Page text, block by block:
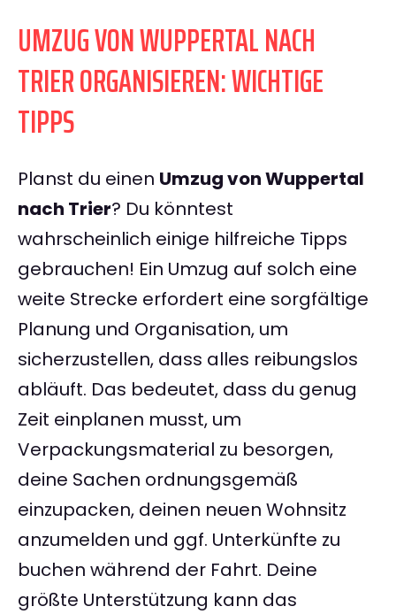
UMZUG VON WUPPERTAL NACH
TRIER ORGANISIEREN: WICHTIGE
TIPPS
Planst du einen Umzug von Wuppertal
nach Trier? Du könntest
wahrscheinlich einige hilfreiche Tipps
gebrauchen! Ein Umzug auf solch eine
weite Strecke erfordert eine sorgfältige
Planung und Organisation, um
sicherzustellen, dass alles reibungslos
abläuft. Das bedeutet, dass du genug
Zeit einplanen musst, um
Verpackungsmaterial zu besorgen,
deine Sachen ordnungsgemäß
einzupacken, deinen neuen Wohnsitz
anzumelden und ggf. Unterkünfte zu
buchen während der Fahrt. Deine
größte Unterstützung kann das